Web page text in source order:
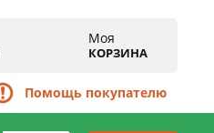
Моя
КОРЗИНА
Помощь покупателю